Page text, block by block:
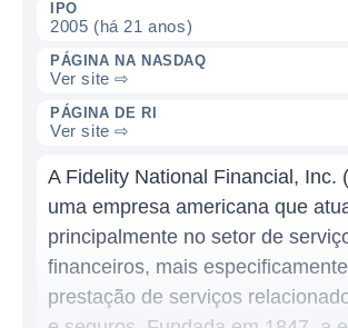
IPO
2005 (há 21 anos)
PÁGINA NA NASDAQ
Ver site ⇨
PÁGINA DE RI
Ver site ⇨
A Fidelity National Financial, Inc.
uma empresa americana que
principalmente no setor de
financeiros, mais
prestação de serviços